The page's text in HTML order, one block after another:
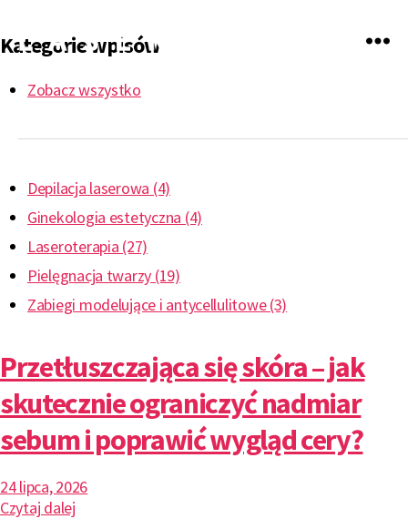
LASERmed
Kategorie wpisów
Zobacz wszystko
Depilacja laserowa (4)
Ginekologia estetyczna (4)
Laseroterapia (27)
Pielęgnacja twarzy (19)
Zabiegi modelujące i antycellulitowe (3)
Przetłuszczająca się skóra – jak
skutecznie ograniczyć nadmiar
sebum i poprawić wygląd cery?
24 lipca, 2026
Czytaj dalej